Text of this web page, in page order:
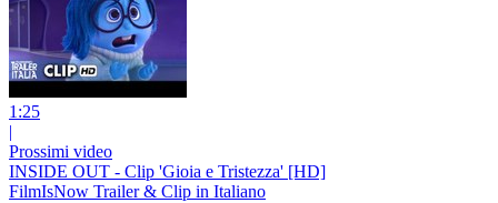
1:25
|
Prossimi video
INSIDE OUT - Clip 'Gioia e Tristezza' [HD]
FilmIsNow Trailer & Clip in Italiano